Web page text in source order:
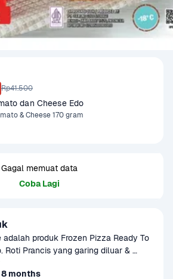
Rp41.500
dan Cheese Edo
& Cheese 170 gram
Gagal memuat data
Coba Lagi
produk Frozen Pizza Ready To
Roti Prancis yang garing diluar &
dengan topping nikmat
rasa yang luar biasa di mulut. Dengan
8 months